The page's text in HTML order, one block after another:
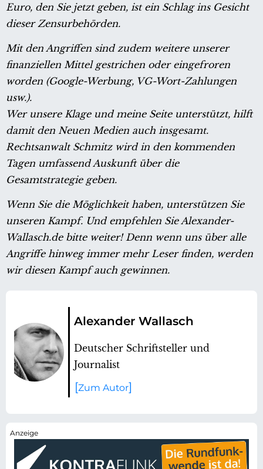
Euro, den Sie jetzt geben, ist ein Schlag ins Gesicht
dieser Zensurbehörden.
Mit den Angriffen sind zudem weitere unserer
finanziellen Mittel gestrichen oder eingefroren
worden (Google-Werbung, VG-Wort-Zahlungen
usw.).
Wer unsere Klage und meine Seite unterstützt, hilft
damit den Neuen Medien auch insgesamt.
Rechtsanwalt Schmitz wird in den kommenden
Tagen umfassend Auskunft über die
Gesamtstrategie geben.
Wenn Sie die Möglichkeit haben, unterstützen Sie
unseren Kampf. Und empfehlen Sie Alexander-
Wallasch.de bitte weiter! Denn wenn uns über alle
Angriffe hinweg immer mehr Leser finden, werden
wir diesen Kampf auch gewinnen.
Alexander Wallasch
Deutscher Schriftsteller und
Journalist
Zum Autor